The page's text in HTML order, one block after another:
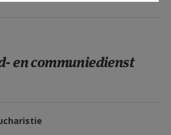
en communiedienst